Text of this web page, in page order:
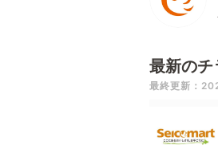
最新のチ
最終更新：